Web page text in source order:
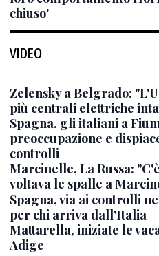
chiuso'
VIDEO
Zelensky a Belgrado:
più centrali elettriche
Spagna, gli italiani a
preoccupazione e
controlli
Marcinelle, La Russa:
voltava le spalle a
Spagna, via ai controlli
per chi arriva dall'Italia
Mattarella, iniziate le
Adige